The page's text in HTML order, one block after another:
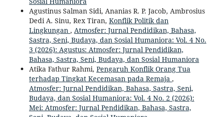
Agustinus Salman Sidi, Ananias R. P. Jacob, Ambrosius
Dedi A. Sinu, Rex Tiran, Konflik Politik dan
Lingkungan , Atmosfer: Jurnal Pendidikan, Bahasa,
Sastra, Seni, Budaya, dan Sosial Humaniora: Vol. 4 No.
3 (2026): Agustus: Atmosfer: Jurnal Pendidikan,
Bahasa, Sastra, Seni, Budaya, dan Sosial Humaniora
Atika Fathur Rahmi, Pengaruh Konflik Orang Tua
terhadap Tingkat Kecemasan pada Remaja ,
Atmosfer: Jurnal Pendidikan, Bahasa, Sastra, Seni,
Budaya, dan Sosial Humaniora: Vol. 4 No. 2 (2026):
Mei: Atmosfer: Jurnal Pendidikan, Bahasa, Sastra,